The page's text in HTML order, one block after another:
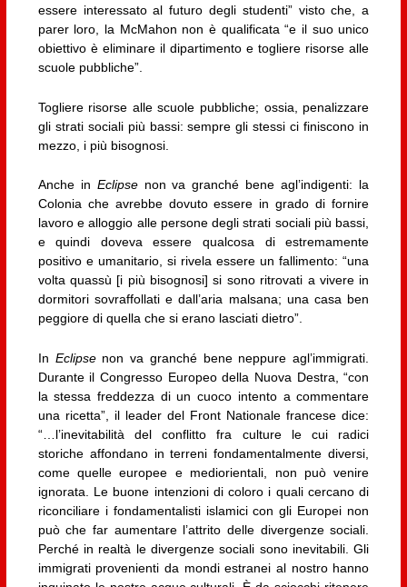
essere interessato al futuro degli studenti” visto che, a
parer loro, la McMahon non è qualificata “e il suo unico
obiettivo è eliminare il dipartimento e togliere risorse alle
scuole pubbliche”.
Togliere risorse alle scuole pubbliche; ossia, penalizzare
gli strati sociali più bassi: sempre gli stessi ci finiscono in
mezzo, i più bisognosi.
Anche in Eclipsenon va granché bene agl’indigenti: la
Colonia che avrebbe dovuto essere in grado di fornire
lavoro e alloggio alle persone degli strati sociali più bassi,
e quindi doveva essere qualcosa di estremamente
positivo e umanitario, si rivela essere un fallimento: “una
volta quassù [i più bisognosi] si sono ritrovati a vivere in
dormitori sovraffollati e dall’aria malsana; una casa ben
peggiore di quella che si erano lasciati dietro”.
In Eclipsenon va granché bene neppure agl’immigrati.
Durante il Congresso Europeo della Nuova Destra, “con
la stessa freddezza di un cuoco intento a commentare
una ricetta”, il leader del Front Nationale francese dice:
“…l’inevitabilità del conflitto fra culture le cui radici
storiche affondano in terreni fondamentalmente diversi,
come quelle europee e mediorientali, non può venire
ignorata. Le buone intenzioni di coloro i quali cercano di
riconciliare i fondamentalisti islamici con gli Europei non
può che far aumentare l’attrito delle divergenze sociali.
Perché in realtà le divergenze sociali sono inevitabili. Gli
immigrati provenienti da mondi estranei al nostro hanno